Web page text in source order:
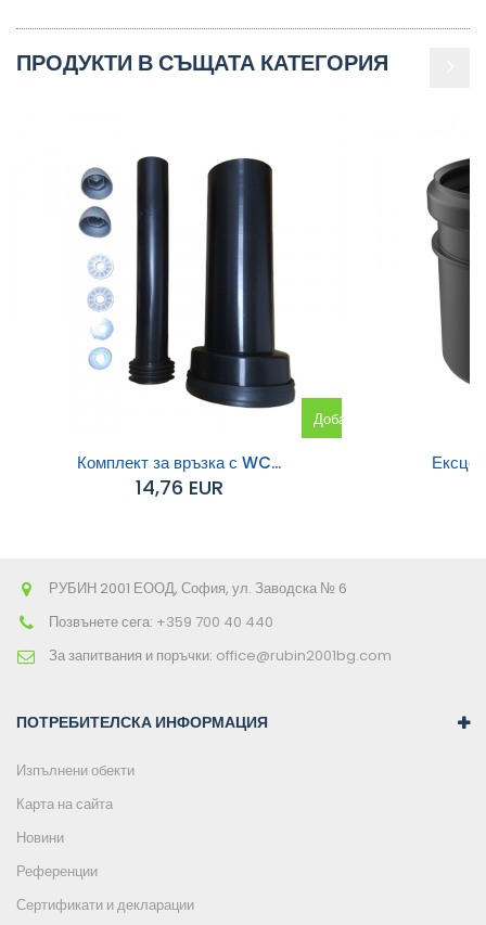
ПРОДУКТИ В СЪЩАТА КАТЕГОРИЯ
Добавяне
Комплект за връзка с WC...
14,76 EUR
РУБИН 2001 ЕООД, София, ул. Заводска № 6
Позвънете сега: +359 700 40 440
За запитвания и поръчки: office@rubin2001bg.com
ПОТРЕБИТЕЛСКА ИНФОРМАЦИЯ
Изпълнени обекти
Карта на сайта
Новини
Референции
Сертификати и декларации